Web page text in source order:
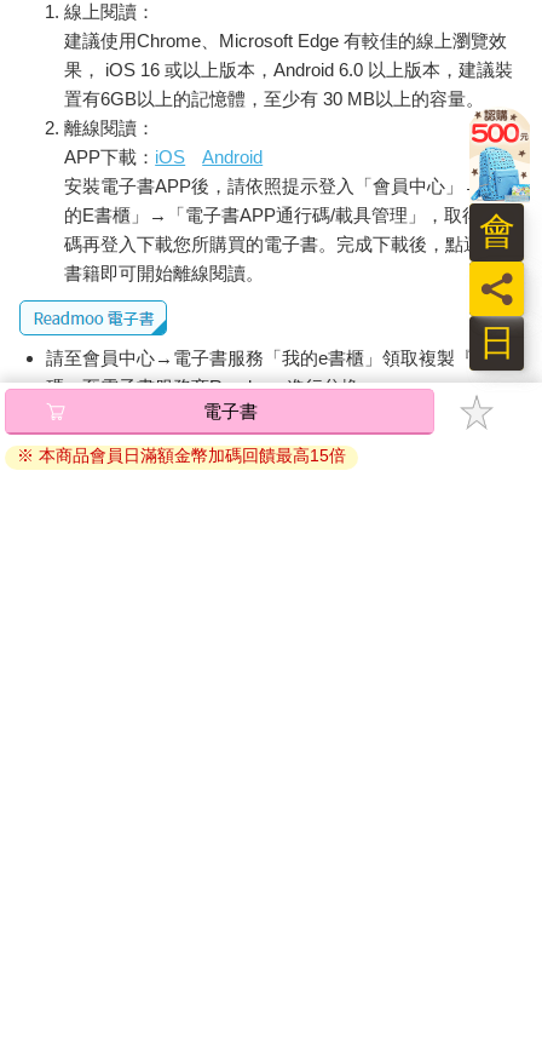
線上閱讀：
建議使用Chrome、Microsoft Edge 有較佳的線上瀏覽效
果， iOS 16 或以上版本，Android 6.0 以上版本，建議裝
置有6GB以上的記憶體，至少有 30 MB以上的容量。
離線閱讀：
APP下載： iOS
Android
安裝電子書APP後，請依照提示登入「會員中心」→「我
的E書櫃」→「電子書APP通行碼/載具管理」，取得通行
碼再登入下載您所購買的電子書。完成下載後，點選任一
書籍即可開始離線閱讀。
請至會員中心→電子書服務「我的e書櫃」領取複製『兌換
碼』至電子書服務商Readmoo進行兌換。
退換貨須知：
因版權保護，您在金石堂所購買的電子書僅能以金石堂專屬
電子書
※ 本商品會員日滿額金幣加碼回饋最高15倍
日
員
會